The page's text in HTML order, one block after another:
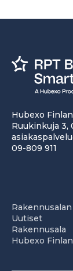
Hubexo
Ruukinkuja 3,
09-809 911
Uutiset
Rakennusala
Hubexo